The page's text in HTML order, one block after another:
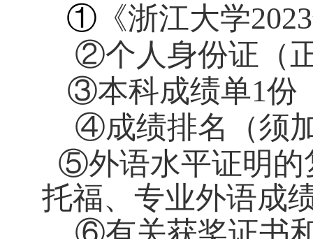
① 《浙江大学2023
②个人身份证（
③本科成绩单1份
④成绩排名（须
⑤外语水平证明的
托福、专业外语成